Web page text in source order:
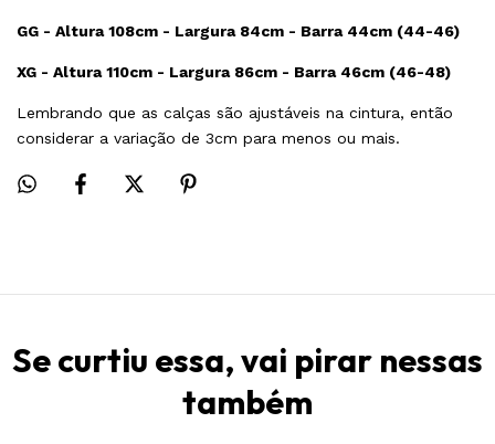
GG - Altura 108cm - Largura 84cm - Barra 44cm (44-46)
XG - Altura 110cm - Largura 86cm - Barra 46cm (46-48)
Lembrando que as calças são ajustáveis ​na cintura, então
considerar a variação de 3cm para menos ou mais.
Se curtiu essa, vai pirar nessas
também